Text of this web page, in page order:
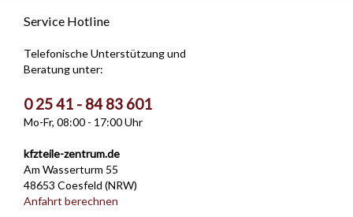
Service Hotline
Telefonische Unterstützung und
Beratung unter:
0 25 41 - 84 83 601
Mo-Fr, 08:00 - 17:00 Uhr
kfzteile-zentrum.de
Am Wasserturm 55
48653 Coesfeld (NRW)
Anfahrt berechnen